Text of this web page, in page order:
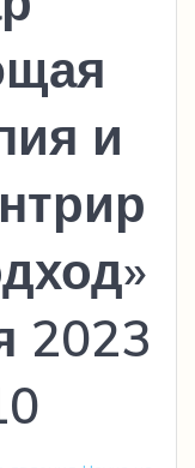
и
2023